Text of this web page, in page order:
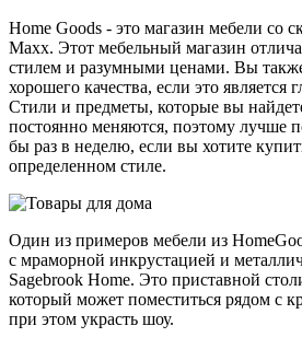
Home Goods - это магазин мебели со
Maxx. Этот мебельный магазин
стилем и разумными ценами. Вы
хорошего качества, если это является
Стили и предметы, которые вы
постоянно меняются, поэтому лучше
бы раз в неделю, если вы хотите
определенном стиле.
Один из примеров мебели из
с мраморной инкрустацией и
Sagebrook Home. Это приставной
который может поместиться рядом с
при этом украсть шоу.